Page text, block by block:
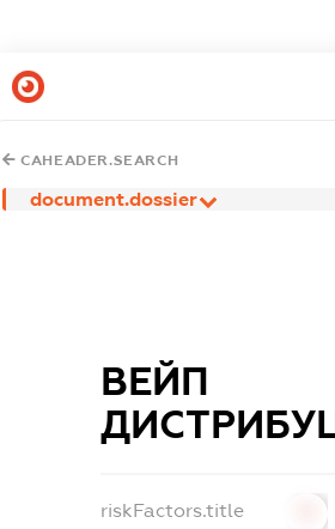
CAHEADER.SEARCH
document.dossier
ВЕЙП
riskFactors.title